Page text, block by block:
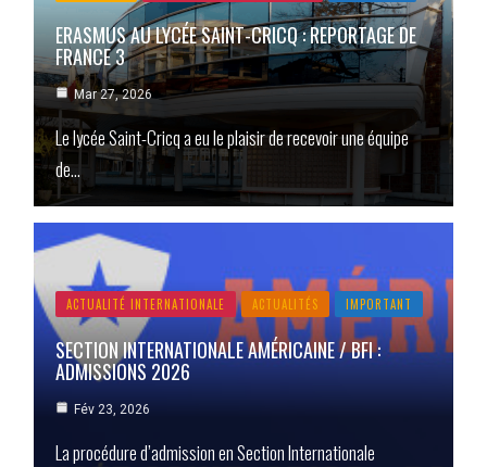
ERASMUS AU LYCÉE SAINT-CRICQ : REPORTAGE DE
FRANCE 3
Mar 27, 2026
Le lycée Saint-Cricq a eu le plaisir de recevoir une équipe
de…
ACTUALITÉ INTERNATIONALE ACTUALITÉS IMPORTANT
SECTION INTERNATIONALE AMÉRICAINE / BFI :
ADMISSIONS 2026
Fév 23, 2026
La procédure d’admission en Section Internationale